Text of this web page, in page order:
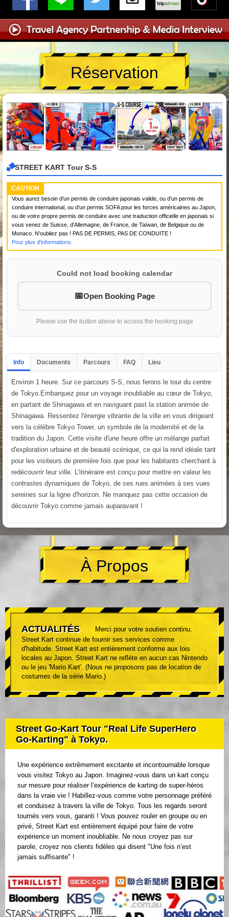
Réservation
STREET KART Tour S-S
CAUTION
Vous aurez besoin d'un permis de conduire japonais valide, ou d'un permis de
conduire international, ou d'un permis SOFA pour les forces américaines au Japon,
ou de votre propre permis de conduire avec une traduction officielle en japonais si
vous venez de Suisse, d'Allemagne, de France, de Taïwan, de Belgique ou de
Monaco. N'oubliez pas ! PAS DE PERMIS, PAS DE CONDUITE !
Pour plus d'informations.
Could not load booking calendar
Open Booking Page
Please use the button above to access the booking page
Info Documents Parcours FAQ Lieu
Environ 1 heure. Sur ce parcours S-S, nous ferons le tour du centre
de Tokyo.Embarquez pour un voyage inoubliable au cœur de Tokyo,
en partant de Shinagawa et en naviguant past la station animée de
Shinagawa. Ressentez l'énergie vibrante de la ville en vous dirigeant
vers la célèbre Tokyo Tower, un symbole de la modernité et de la
tradition du Japon. Cette visite d'une heure offre un mélange parfait
d'exploration urbaine et de beauté scénique, ce qui la rend idéale tant
pour les visiteurs de première fois que pour les habitants cherchant à
redécouvrir leur ville. L'itinéraire est conçu pour mettre en valeur les
contrastes dynamiques de Tokyo, de ses rues animées à ses vues
sereines sur la ligne d'horizon. Ne manquez pas cette occasion de
découvrir Tokyo comme jamais auparavant !
À Propos
ACTUALITÉS
Merci pour votre soutien continu.
Street Kart continue de fournir ses services comme
d'habitude. Street Kart est entièrement conforme aux lois
locales au Japon. Street Kart ne reflète en aucun cas Nintendo
ou le jeu 'Mario Kart'. (Nous ne proposons pas de location de
costumes de la série Mario.)
Street Go-Kart Tour "Real Life SuperHero
Go-Karting" à Tokyo.
Une expérience extrêmement excitante et incontournable lorsque
vous visitez Tokyo au Japon. Imaginez-vous dans un kart conçu
sur mesure pour réaliser l’expérience de karting de super-héros
dans la vraie vie ! Habillez-vous comme votre personnage préféré
et conduisez à travers la ville de Tokyo. Tous les regards seront
tournés vers vous, garanti ! Vous pouvez rouler en groupe ou en
privé, Street Kart est entièrement équipé pour faire de votre
expérience un moment inoubliable. Ne nous croyez pas sur
parole, croyez nos clients fidèles qui disent "Une fois n’est
jamais suffisante" !